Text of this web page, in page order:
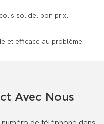
solide, bon prix,
et efficace au problème
Avec Nous